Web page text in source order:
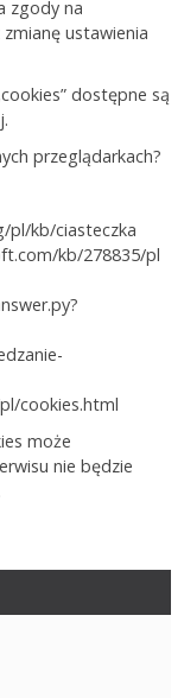
zgody na
ustawienia
dostępne są
przeglądarkach?
pl/kb/ciasteczka
kb/278835/pl
cookies.html
może
nie będzie